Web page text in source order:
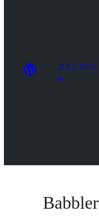
အခင်းအကျင်း
များ
Babbler